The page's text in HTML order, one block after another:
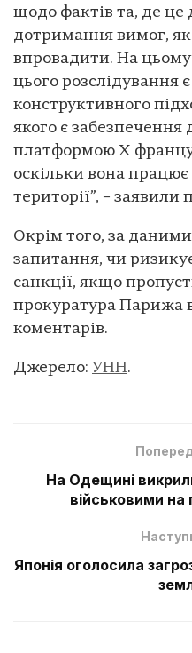
щодо фактів та, де
дотримання вимог,
впровадити. На
цього розслідування
конструктивного
якого є
платформою X
оскільки вона
території”, – заявили
Окрім того, за
запитання, чи
санкції, якщо
прокуратура Парижа
коментарів.
Джерело: УНН.
На Одещині
військовими на
Японія оголосила